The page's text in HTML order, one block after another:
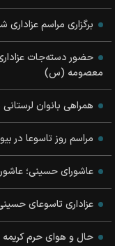
برگزاری مراسم
حضور دسته‌جات
معصومه (س)
همراهی بانوان
مراسم روز تاسوعا در
عاشورای حسينی؛
عزاداری تاسوعای
حال و هوای حرم